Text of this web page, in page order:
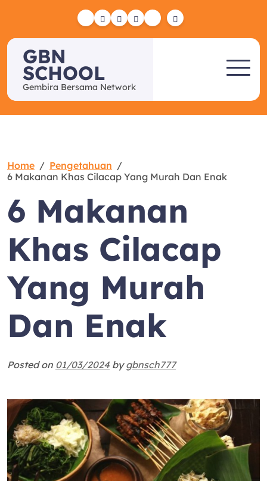
YelpFacebook
TwitterInstagram
Email
GBN
SCHOOL
Gembira Bersama Network
Home
Pengetahuan
6 Makanan Khas Cilacap Yang Murah Dan Enak
6 Makanan
Khas Cilacap
Yang Murah
Dan Enak
Posted on 01/03/2024bygbnsch777